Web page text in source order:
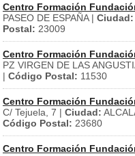
Centro Formación
PASEO DE ESPAÑA | Ciudad:
Postal: 23009
Centro Formación
PZ VIRGEN DE LAS
| Código Postal: 11530
Centro Formación
C/ Tejuela, 7 | Ciudad:
Código Postal: 23680
Centro Formación